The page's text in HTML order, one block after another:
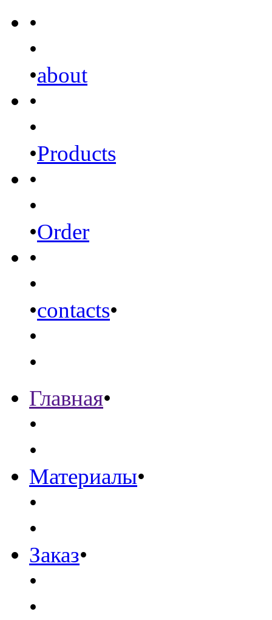
•
•
•about
•
•
•Products
•
•
•Order
•
•
•contacts•
•
•
Главная•
•
•
Материалы•
•
•
Заказ•
•
•